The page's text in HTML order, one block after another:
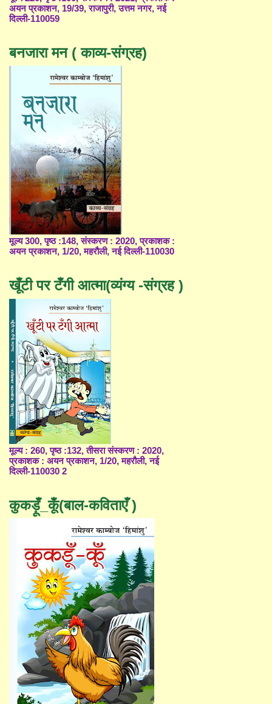
अयन प्रकाशन, 19/39, राजापुरी, उत्तम नगर, नई
दिल्ली-110059
बनजारा मन ( काव्य-संग्रह)
मूल्य 300, पृष्ठ :148, संस्करण : 2020, प्रकाशक :
अयन प्रकाशन, 1/20, महरौली, नई दिल्ली-110030
खूँटी पर टँगी आत्मा(व्यंग्य -संग्रह )
मूल्य : 260, पृष्ठ :132, तीसरा संस्करण : 2020,
प्रकाशक : अयन प्रकाशन, 1/20, महरौली, नई
दिल्ली-110030 2
कुकड़ूँ_कूँ(बाल-कविताएँ )